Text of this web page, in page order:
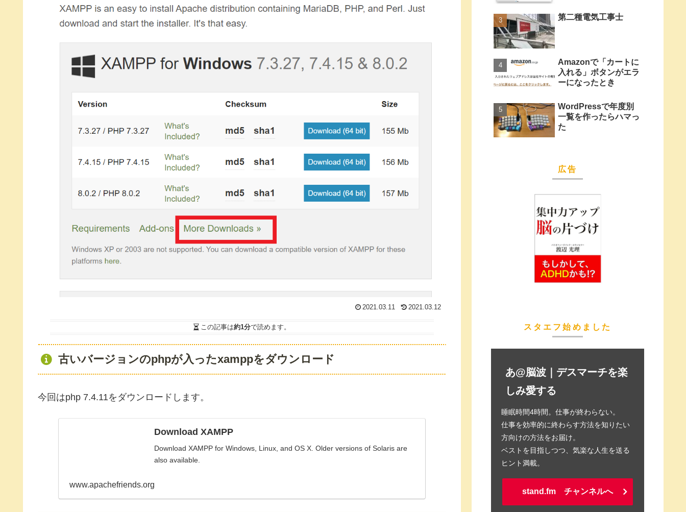
2021.03.11 2021.03.12
この記事は約1分で読めます。
古いバージョンのphpが入ったxamppをダウンロード
今回はphp 7.4.11をダウンロードします。
Download XAMPP
Download XAMPP for Windows, Linux, and OS X. Older versions of Solaris are
also available.
www.apachefriends.org
第二種電気工事士
Amazonで「カートに
入れる」ボタンがエラ
ーになったとき
WordPressで年度別
一覧を作ったらハマっ
た
広告
スタエフ始めました
あ@脳波｜デスマーチを楽
しみ愛する
睡眠時間4時間。仕事が終わらない。
仕事を効率的に終わらす方法を知りたい
方向けの方法をお届け。
ベストを目指しつつ、気楽な人生を送る
ヒント満載。
stand.fm チャンネルへ